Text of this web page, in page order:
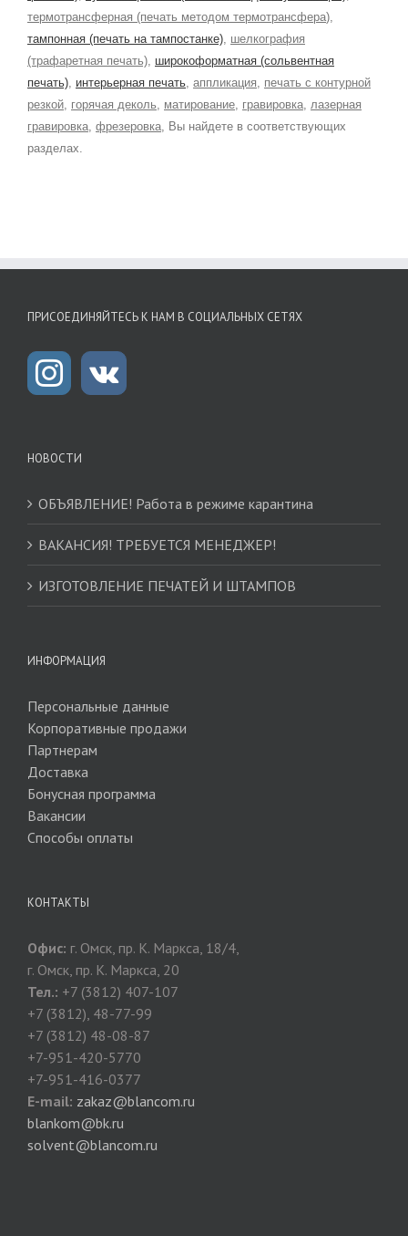
термотрансферная (печать методом термотрансфера),
тампонная (печать на тампостанке) шелкография
(трафаретная печать) широкоформатная (сольвентная
печать) интерьерная печать аппликация
печать с контурной
резкой горячая деколь матирование гравировка лазерная
гравировка фрезеровка , Вы найдете в соответствующих
разделах.
ПРИСОЕДИНЯЙТЕСЬ К НАМ В СОЦИАЛЬНЫХ СЕТЯХ
НОВОСТИ
ОБЪЯВЛЕНИЕ! Работа в режиме карантина
ВАКАНСИЯ! ТРЕБУЕТСЯ МЕНЕДЖЕР!
ИЗГОТОВЛЕНИЕ ПЕЧАТЕЙ И ШТАМПОВ
ИНФОРМАЦИЯ
Персональные данные
Корпоративные продажи
Партнерам
Доставка
Бонусная программа
Вакансии
Способы оплаты
КОНТАКТЫ
Офис: г. Омск, пр. К. Маркса, 18/4,
г. Омск, пр. К. Маркса, 20
Тел.: +7 (3812) 407-107
+7 (3812), 48-77-99
+7 (3812) 48-08-87
+7-951-420-5770
+7-951-416-0377
E-mail: zakaz@blancom.ru
blankom@bk.ru
solvent@blancom.ru